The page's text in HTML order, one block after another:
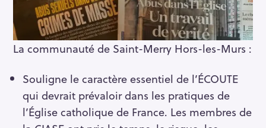
La communauté de Saint-Merry Hors-les-Murs :
Souligne le caractère essentiel de l’ÉCOUTE
qui devrait prévaloir dans les pratiques de
l’Église catholique de France. Les membres de